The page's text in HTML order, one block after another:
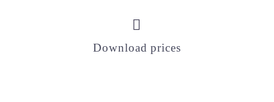


Download prices